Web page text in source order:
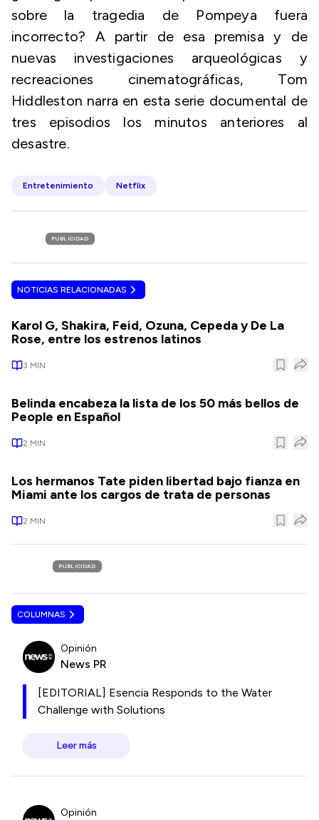
sobre la tragedia de Pompeya fuera
incorrecto? A partir de esa premisa y de
nuevas investigaciones arqueológicas y
recreaciones cinematográficas, Tom
Hiddleston narra en esta serie documental de
tres episodios los minutos anteriores al
desastre.
Entretenimiento Netflix
PUBLICIDAD
NOTICIAS RELACIONADAS
Karol G, Shakira, Feid, Ozuna, Cepeda y De La
Rose, entre los estrenos latinos
3 MIN
Belinda encabeza la lista de los 50 más bellos de
People en Español
2 MIN
Los hermanos Tate piden libertad bajo fianza en
Miami ante los cargos de trata de personas
2 MIN
PUBLICIDAD
COLUMNAS
Opinión
News PR
[EDITORIAL] Esencia Responds to the Water
Challenge with Solutions
Leer más
Opinión